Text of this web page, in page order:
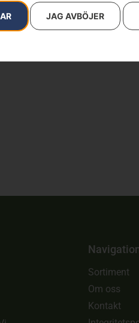
JAG AVBÖJER
Sortiment
Om oss
Kontakt